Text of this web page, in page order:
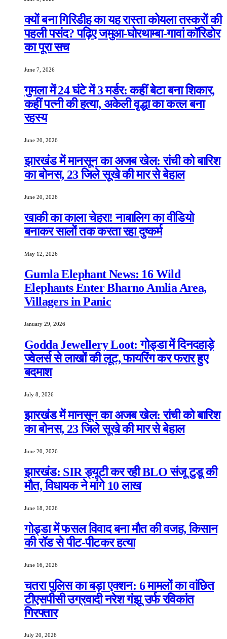
क्यों बना गिरिडीह का यह रास्ता कोयला तस्करों की
पहली पसंद? पढ़िए जमुआ-घोरथाम्बा-गावां कॉरिडोर
का पूरा सच
June 7, 2026
गुमला में 24 घंटे में 3 मर्डर: कहीं बेटा बना शिकार,
कहीं पत्नी की हत्या, अकेली वृद्धा का कत्ल बना
रहस्य
June 20, 2026
झारखंड में मानसून का अजब खेल: रांची को बारिश
का बोनस, 23 जिले सूखे की मार से बेहाल
June 20, 2026
खाकी का काला चेहरा! नाबालिग का वीडियो
बनाकर सालों तक करता रहा दुष्कर्म
May 12, 2026
Gumla Elephant News: 16 Wild
Elephants Enter Bharno Amlia Area,
Villagers in Panic
January 29, 2026
Godda Jewellery Loot: गोड्डा में दिनदहाड़े
ज्वेलर्स से लाखों की लूट, फायरिंग कर फरार हुए
बदमाश
July 8, 2026
झारखंड में मानसून का अजब खेल: रांची को बारिश
का बोनस, 23 जिले सूखे की मार से बेहाल
June 20, 2026
झारखंड: SIR ड्यूटी कर रही BLO संजू टुडू की
मौत, विधायक ने मांगे 10 लाख
June 18, 2026
गोड्डा में फसल विवाद बना मौत की वजह, किसान
की रॉड से पीट-पीटकर हत्या
June 16, 2026
चतरा पुलिस का बड़ा एक्शन: 6 मामलों का वांछित
टीएसपीसी उग्रवादी नरेश गंझू उर्फ रविकांत
गिरफ्तार
July 20, 2026